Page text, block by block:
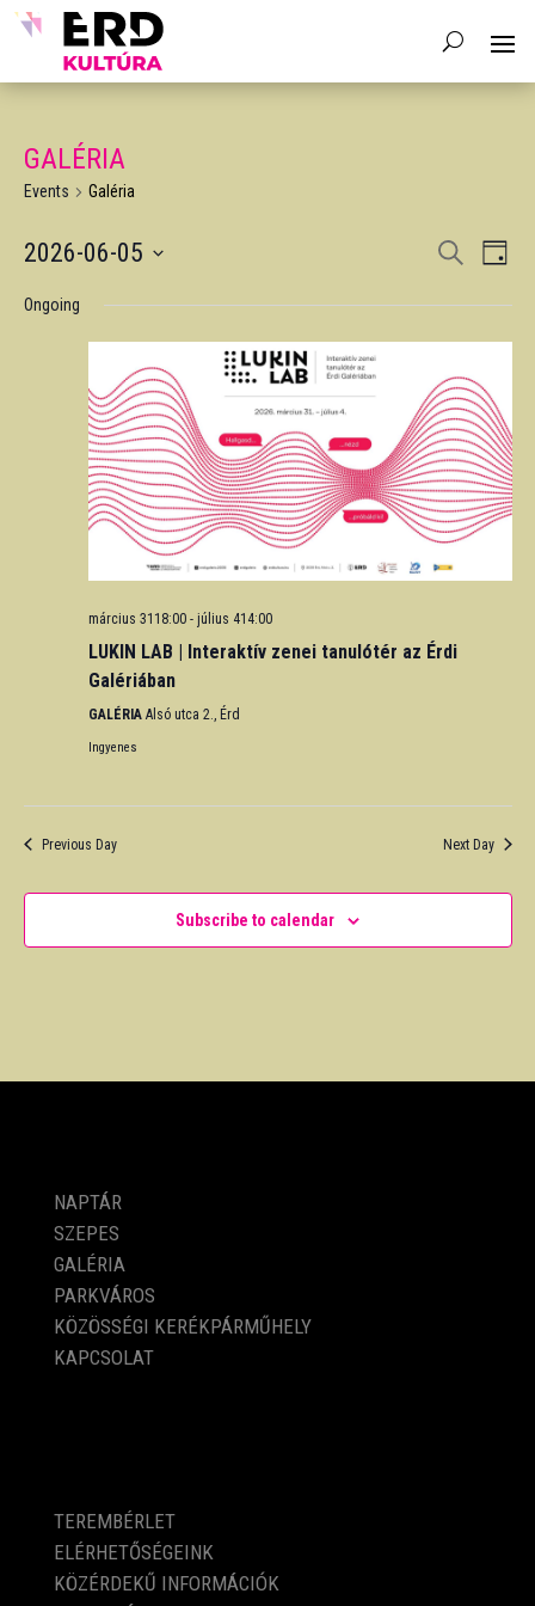
GALÉRIA
Events Galéria
EVENTS
AND
VIEWS
Search
Day
2026-06-05
date.
Ongoing
március 3118:00- július 414:00
LUKIN LAB | Interaktív zenei tanulótér az Érdi
Galériában
GALÉRIA Alsó utca 2., Érd
Ingyenes
Previous Day Next Day
Subscribe to calendar
NAPTÁR
SZEPES
GALÉRIA
PARKVÁROS
KÖZÖSSÉGI KERÉKPÁRMŰHELY
KAPCSOLAT
TEREMBÉRLET
ELÉRHETŐSÉGEINK
KÖZÉRDEKŰ INFORMÁCIÓK